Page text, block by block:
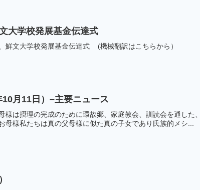
大学校発展基金伝達式
鮮文大学校発展基金伝達式 (機械翻訳はこちらから）
月11日）–主要ニュース
様は摂理の完成のために環故郷、家庭教会、訓読会を通した
母様私たちは真の父母様に似た真の子女であり氏族的メシ...